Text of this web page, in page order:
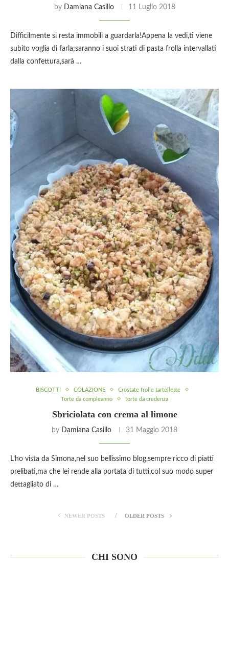
by Damiana Casillo 11 Luglio 2018
Difficilmente si resta immobili a guardarla!Appena la vedi,ti viene
subito voglia di farla;saranno i suoi strati di pasta frolla intervallati
dalla confettura,sarà …
BISCOTTI COLAZIONE
Crostate frolle tartellette
Torte da compleanno
torte da credenza
Sbriciolata con crema al limone
by Damiana Casillo 31 Maggio 2018
L’ho vista da Simona,nel suo bellissimo blog,sempre ricco di piatti
prelibati,ma che lei rende alla portata di tutti,col suo modo super
dettagliato di …
NEWER POSTS OLDER POSTS
CHI SONO